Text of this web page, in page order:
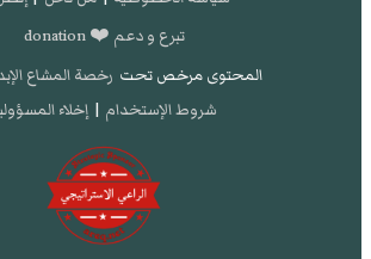
تبرع و دعم ❤️ donation
المحتوى مرخص تحت رخصة المشاع
شروط الإستخدام | إخلاء